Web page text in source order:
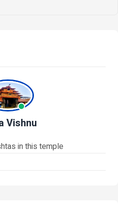
Vishnu
in this temple